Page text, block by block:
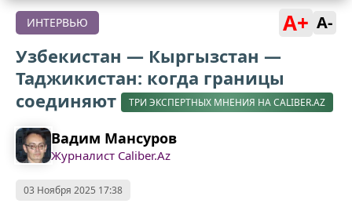
ИНТЕРВЬЮ A+ A-
Узбекистан — Кыргызстан —
Таджикистан: когда границы
соединяют
ТРИ ЭКСПЕРТНЫХ МНЕНИЯ НА CALIBER.AZ
Вадим Мансуров
Журналист Caliber.Az
03 Ноября 2025 17:38